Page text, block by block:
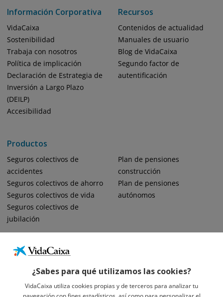
¿Sabes para qué utilizamos las cookies?
VidaCaixa utiliza cookies propias y de terceros para analizar tu
Información Corporativa
VidaCaixa
Sostenibilidad
Trabaja con nosotros
Política de implicación
Declaración de Estrategia de
Inversión a Largo Plazo
(DEILP)
Accesibilidad
Productos
Seguros colectivos de
accidentes
Seguros colectivos de ahorro
Seguros colectivos de vida
Seguros colectivos de
jubilación
Plan de pensiones
construcción
Plan de pensiones
autónomos
Recursos
Contenidos de actualidad
Manuales de usuario
Blog de VidaCaixa
Segundo factor de
autentificación